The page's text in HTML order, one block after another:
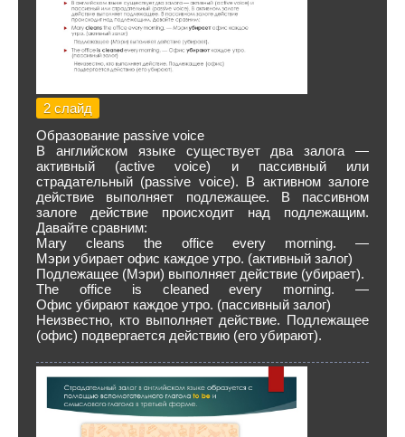
2 слайд
Образование passive voice
В английском языке существует два залога —
активный (active voice) и пассивный или
страдательный (passive voice). В активном залоге
действие выполняет подлежащее. В пассивном
залоге действие происходит над подлежащим.
Давайте сравним:
Mary cleans the office every morning. —
Мэри убирает офис каждое утро. (активный залог)
Подлежащее (Мэри) выполняет действие (убирает).
The office is cleaned every morning. —
Офис убирают каждое утро. (пассивный залог)
Неизвестно, кто выполняет действие. Подлежащее
(офис) подвергается действию (его убирают).